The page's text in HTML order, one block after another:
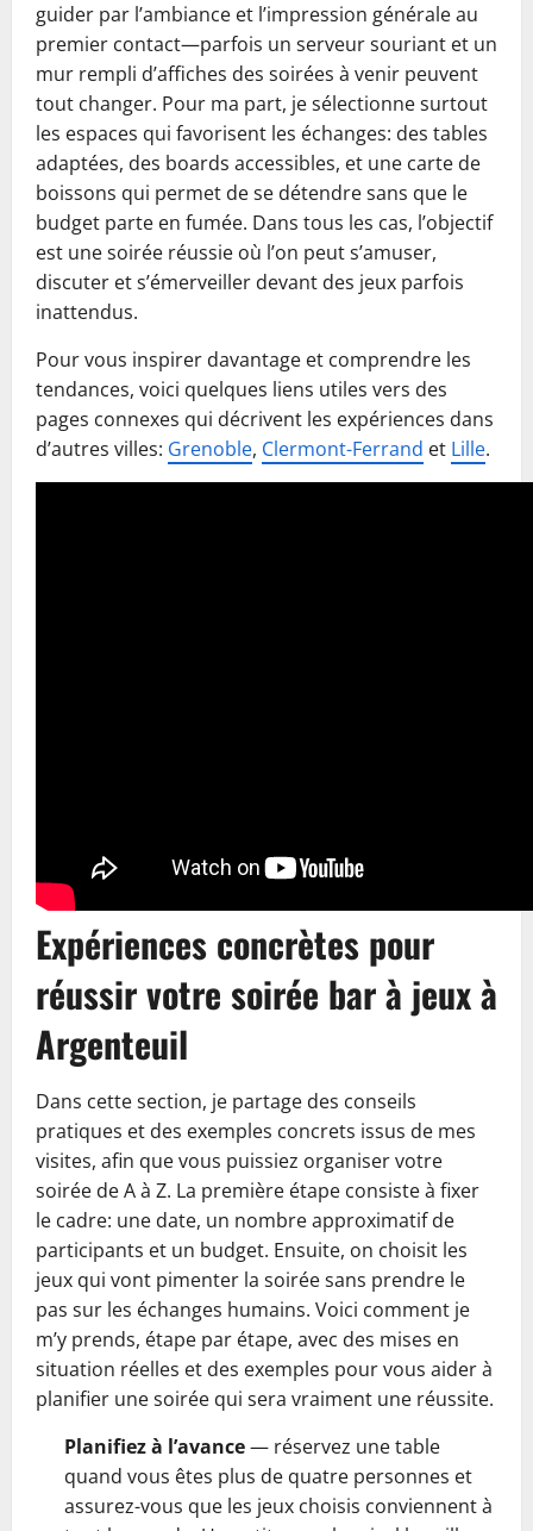
guider par l’ambiance et l’impression générale au
premier contact—parfois un serveur souriant et un
mur rempli d’affiches des soirées à venir peuvent
tout changer. Pour ma part, je sélectionne surtout
les espaces qui favorisent les échanges: des tables
adaptées, des boards accessibles, et une carte de
boissons qui permet de se détendre sans que le
budget parte en fumée. Dans tous les cas, l’objectif
est une soirée réussie où l’on peut s’amuser,
discuter et s’émerveiller devant des jeux parfois
inattendus.
Pour vous inspirer davantage et comprendre les
tendances, voici quelques liens utiles vers des
pages connexes qui décrivent les expériences dans
d’autres villes: Grenoble, Clermont-Ferrand et Lille.
Expériences concrètes pour
réussir votre soirée bar à jeux à
Argenteuil
Dans cette section, je partage des conseils
pratiques et des exemples concrets issus de mes
visites, afin que vous puissiez organiser votre
soirée de A à Z. La première étape consiste à fixer
le cadre: une date, un nombre approximatif de
participants et un budget. Ensuite, on choisit les
jeux qui vont pimenter la soirée sans prendre le
pas sur les échanges humains. Voici comment je
m’y prends, étape par étape, avec des mises en
situation réelles et des exemples pour vous aider à
planifier une soirée qui sera vraiment une réussite.
Planifiez à l’avance— réservez une table
quand vous êtes plus de quatre personnes et
assurez-vous que les jeux choisis conviennent à